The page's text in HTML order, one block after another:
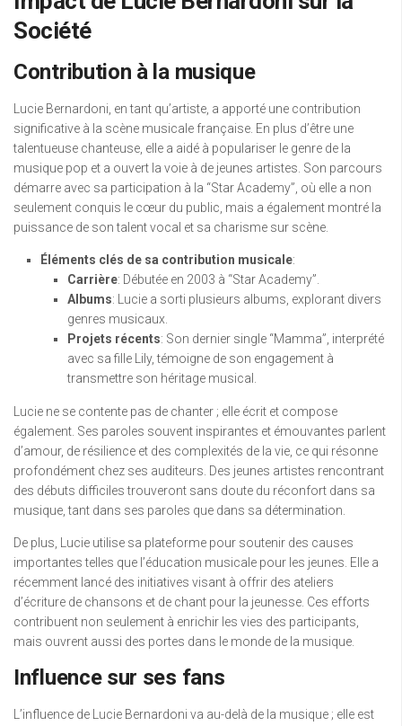
Société
Contribution à la musique
Lucie Bernardoni, en tant qu’artiste, a apporté une contribution
significative à la scène musicale française. En plus d’être une
talentueuse chanteuse, elle a aidé à populariser le genre de la
musique pop et a ouvert la voie à de jeunes artistes. Son parcours
démarre avec sa participation à la “Star Academy”, où elle a non
seulement conquis le cœur du public, mais a également montré la
puissance de son talent vocal et sa charisme sur scène.
Éléments clés de sa contribution musicale:
Carrière: Débutée en 2003 à “Star Academy”.
Albums: Lucie a sorti plusieurs albums, explorant divers
genres musicaux.
Projets récents: Son dernier single “Mamma”, interprété
avec sa fille Lily, témoigne de son engagement à
transmettre son héritage musical.
Lucie ne se contente pas de chanter ; elle écrit et compose
également. Ses paroles souvent inspirantes et émouvantes parlent
d’amour, de résilience et des complexités de la vie, ce qui résonne
profondément chez ses auditeurs. Des jeunes artistes rencontrant
des débuts difficiles trouveront sans doute du réconfort dans sa
musique, tant dans ses paroles que dans sa détermination.
De plus, Lucie utilise sa plateforme pour soutenir des causes
importantes telles que l’éducation musicale pour les jeunes. Elle a
récemment lancé des initiatives visant à offrir des ateliers
d’écriture de chansons et de chant pour la jeunesse. Ces efforts
contribuent non seulement à enrichir les vies des participants,
mais ouvrent aussi des portes dans le monde de la musique.
Influence sur ses fans
L’influence de Lucie Bernardoni va au-delà de la musique ; elle est